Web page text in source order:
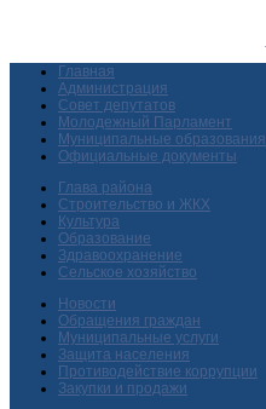
Главная
Администрация
Совет депутатов
Молодежный Парламент
Муниципальные образования
Официальные документы
Глава района
Строительство и ЖКХ
Культура
Образование
Здравоохранение
Сельское хозяйство
Новости
Обращения граждан
Муниципальные услуги
Защита населения
Противодействие коррупции
Закупки и продажи